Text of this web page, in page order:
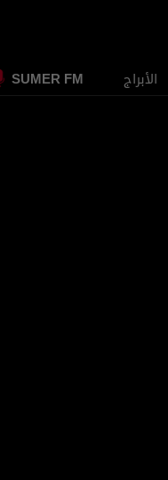
الأبراج SUMER FM